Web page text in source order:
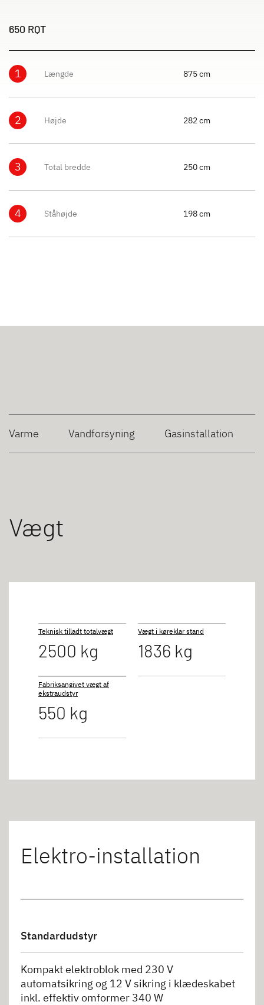
650 RQT
1 Længde 875 cm
2 Højde 282 cm
3 Total bredde 250 cm
4 Ståhøjde 198 cm
Varme Vandforsyning Gasinstallation
Vægt
Teknisk tilladt totalvægt
2500 kg
Vægt i køreklar stand
1836 kg
Fabriksangivet vægt af
ekstraudstyr
550 kg
Elektro-installation
Standardudstyr
Kompakt elektroblok med 230 V
automatsikring og 12 V sikring i klædeskabet
inkl. effektiv omformer 340 W